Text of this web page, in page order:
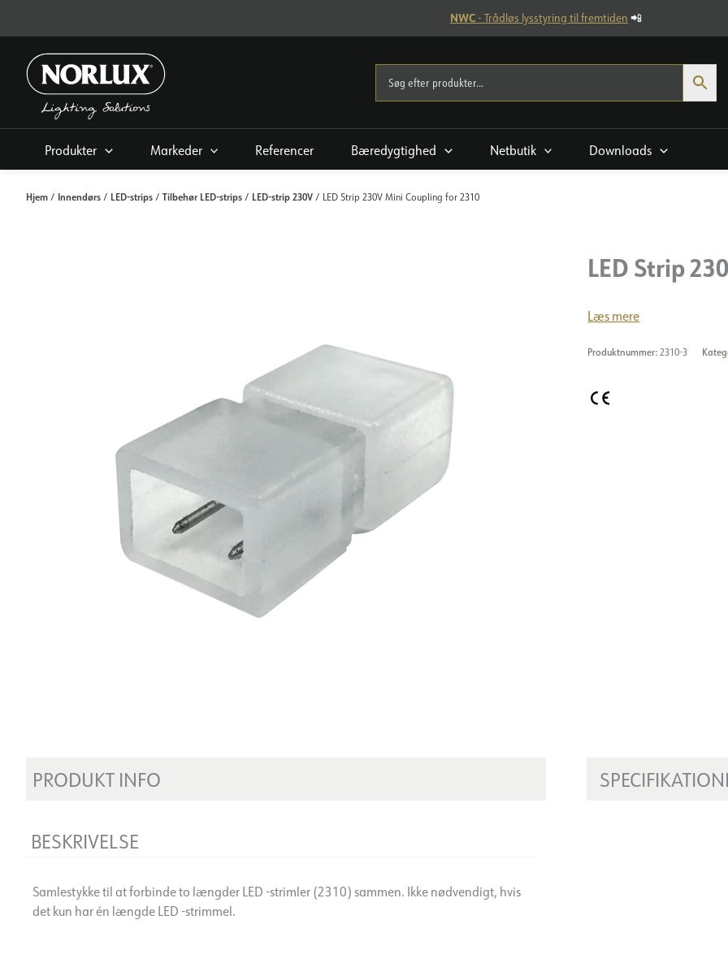
NWC- Trådløs lysstyring til fremtiden 📲
Produkter Markeder Referencer Bæredygtighed Netbutik Downloads
Hjem / Innendørs / LED-strips / Tilbehør LED-strips / LED-strip 230V / LED Strip 230V Mini Coupling for 2310
LED Strip
Læs mere
Produktnummer:2310-3
PRODUKT INFO
BESKRIVELSE
Samlestykke til at forbinde to længder LED -strimler (2310) sammen. Ikke nødvendigt, hvis
det kun har én længde LED -strimmel.